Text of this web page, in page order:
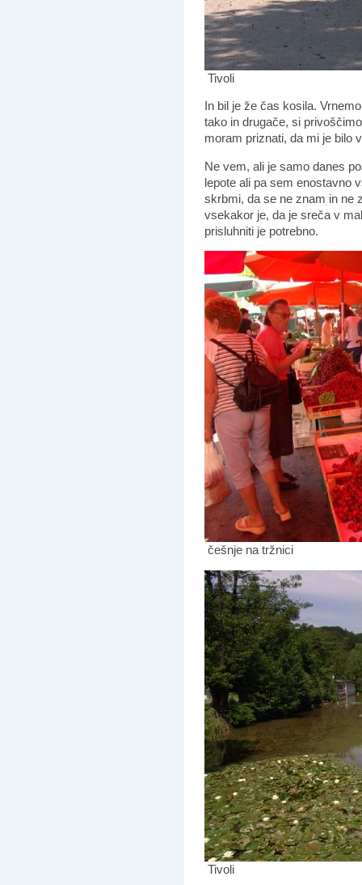
Tivoli
In bil je že čas kosila.
tako in drugače, si
moram priznati, da mi je bilo
Ne vem, ali je samo danes
lepote ali pa sem enostavno
skrbmi, da se ne znam in ne
vsekakor je, da je sreča v
prisluhniti je potrebno.
češnje na tržnici
Tivoli